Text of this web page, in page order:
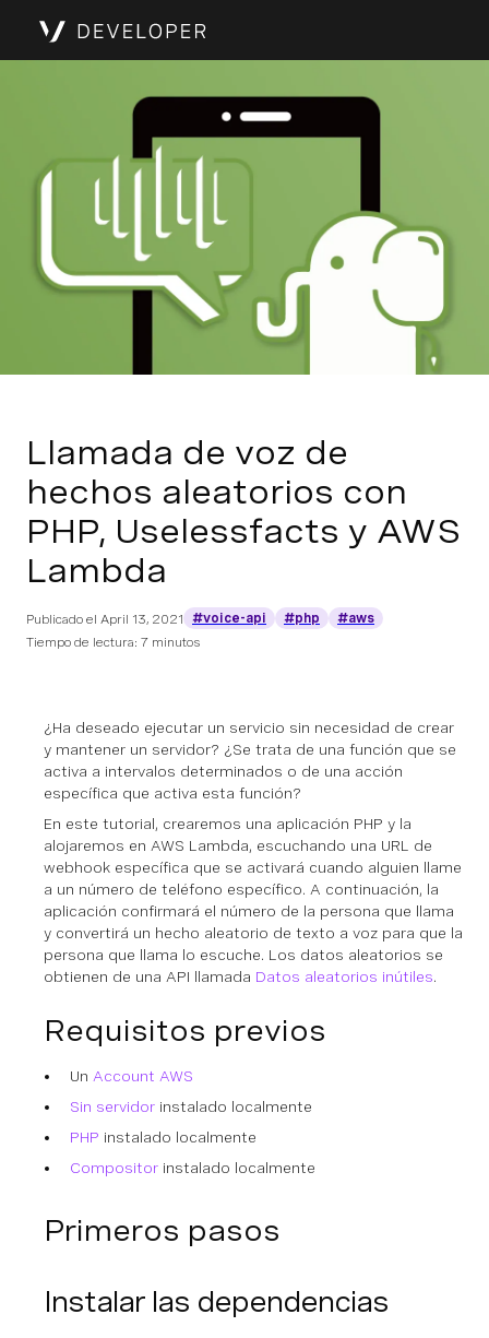
Llamada de voz de
hechos aleatorios con
PHP, Uselessfacts y AWS
Lambda
Publicado el April 13, 2021 #voice-api #php
#aws
Tiempo de lectura: 7 minutos
¿Ha deseado ejecutar un servicio sin necesidad de crear
y mantener un servidor? ¿Se trata de una función que se
activa a intervalos determinados o de una acción
específica que activa esta función?
En este tutorial, crearemos una aplicación PHP y la
alojaremos en AWS Lambda, escuchando una URL de
webhook específica que se activará cuando alguien llame
a un número de teléfono específico. A continuación, la
aplicación confirmará el número de la persona que llama
y convertirá un hecho aleatorio de texto a voz para que la
persona que llama lo escuche. Los datos aleatorios se
obtienen de una API llamada Datos aleatorios inútiles.
Requisitos previos
Un Account AWS
Sin servidor instalado localmente
PHP instalado localmente
Compositor instalado localmente
Primeros pasos
Instalar las dependencias